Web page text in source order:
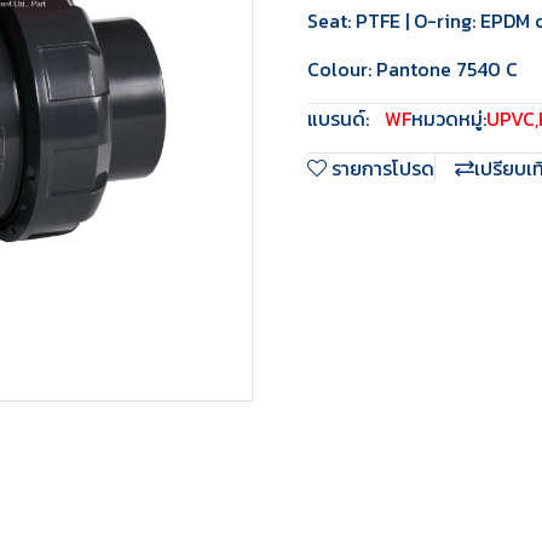
Seat: PTFE | O-ring:
Colour: Pantone 7540 C
แบรนด์: WFหมวดหมู่:UPVC,
รายการโปรด
เปรียบ